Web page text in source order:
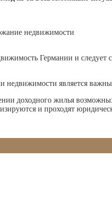
недвижимости
Германии и
недвижимости является
доходного жилья
и проходят